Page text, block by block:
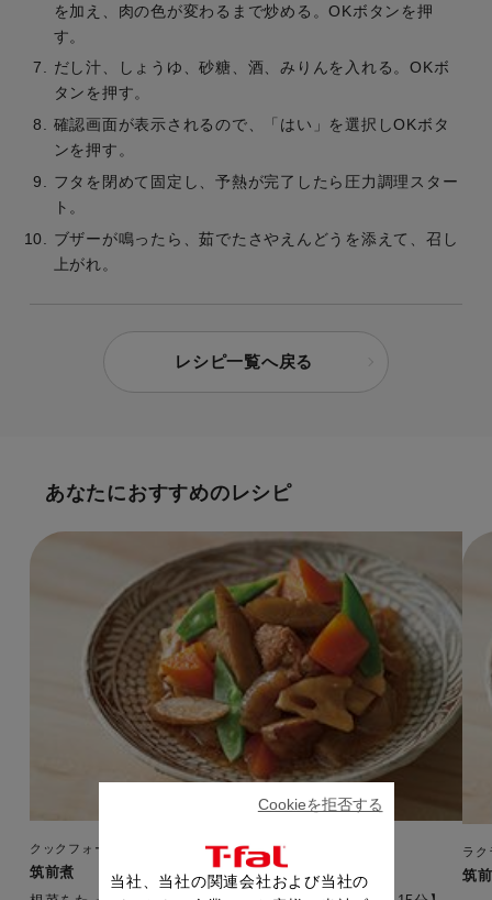
を加え、肉の色が変わるまで炒める。OKボタンを押
す。
だし汁、しょうゆ、砂糖、酒、みりんを入れる。OKボ
タンを押す。
確認画面が表示されるので、「はい」を選択しOKボタ
ンを押す。
フタを閉めて固定し、予熱が完了したら圧力調理スター
ト。
ブザーが鳴ったら、茹でたさやえんどうを添えて、召し
上がれ。
レシピ一覧へ戻る
あなたにおすすめのレシピ
クックフォーミー 3L（210レシピ内蔵）
筑前煮
ラク
筑
当社、当社の関連会社および当社の
Cookieを拒否する